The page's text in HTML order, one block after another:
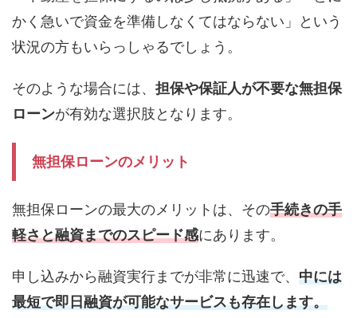
かく急いで資金を準備しなくてはならない」という
状況の方もいらっしゃるでしょう。
そのような場合には、 担保や保証人が不要な無担保
ローンが有効な選択肢となります。
無担保ローンのメリット
無担保ローンの最大のメリットは、その手続きの手
軽さと融資までのスピード感にあります。
申し込みから融資実行までが非常に迅速で、 中には
最短で即日融資が可能なサービスも存在します。